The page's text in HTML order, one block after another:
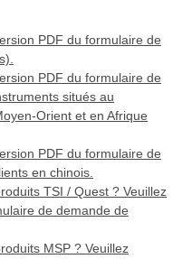
PDF du formulaire de
PDF du formulaire de
situés au
Orient et en Afrique
PDF du formulaire de
en chinois.
TSI / Quest ? Veuillez
de demande de
MSP ? Veuillez